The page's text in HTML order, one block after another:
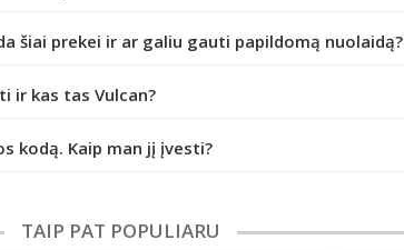
šiai prekei ir ar galiu gauti papildomą nuolaidą?
ir kas tas Vulcan?
kodą. Kaip man jį įvesti?
TAIP PAT POPULIARU